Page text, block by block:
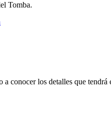
Tomba.
conocer los detalles que